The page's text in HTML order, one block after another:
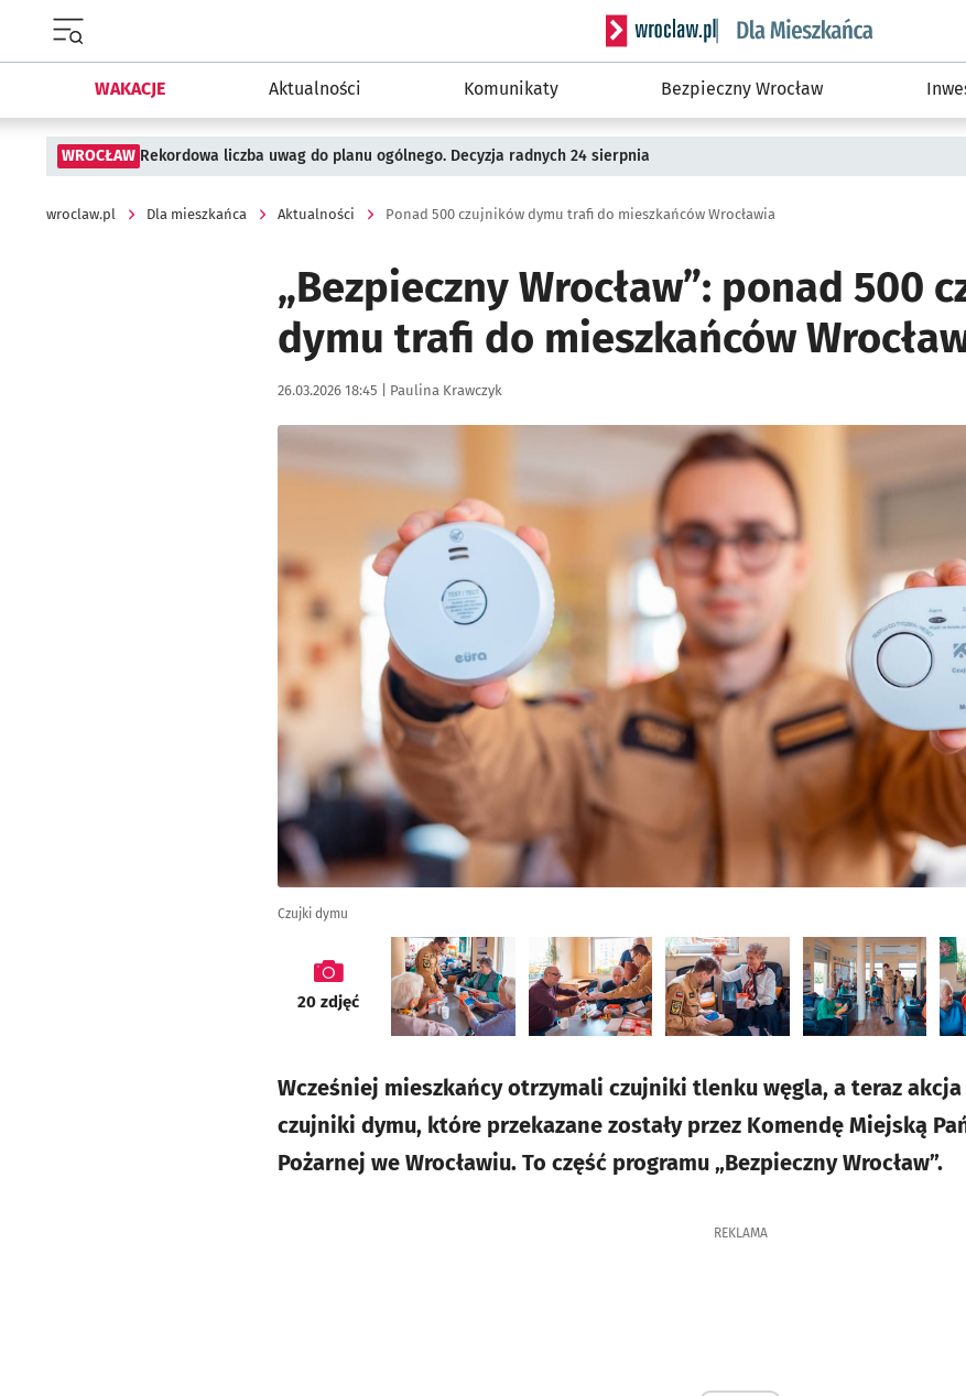
Serwis informacyjny wroclaw.pl podserwis:
WAKACJE Aktualności Komunikaty Bezpieczny Wrocław
WROCŁAW Rekordowa liczba uwag do planu ogólnego. Decyzja radnych 24 sierpnia
wroclaw.pl Dla mieszkańca Aktualności Ponad 500 czujników dymu trafi do mieszkańców Wrocławia
„Bezpieczny Wrocław”: ponad 500
dymu trafi do mieszkańców
Data publikacji:
26.03.2026 18:45 | Autor:
Paulina Krawczyk
Czujki dymu
galeria
20zdjęć
Wcześniej mieszkańcy otrzymali czujniki tlenku węgla, a teraz akcja
czujniki dymu, które przekazane zostały przez Komendę Miejską
Pożarnej we Wrocławiu. To część programu „Bezpieczny Wrocław”.
REKLAMA